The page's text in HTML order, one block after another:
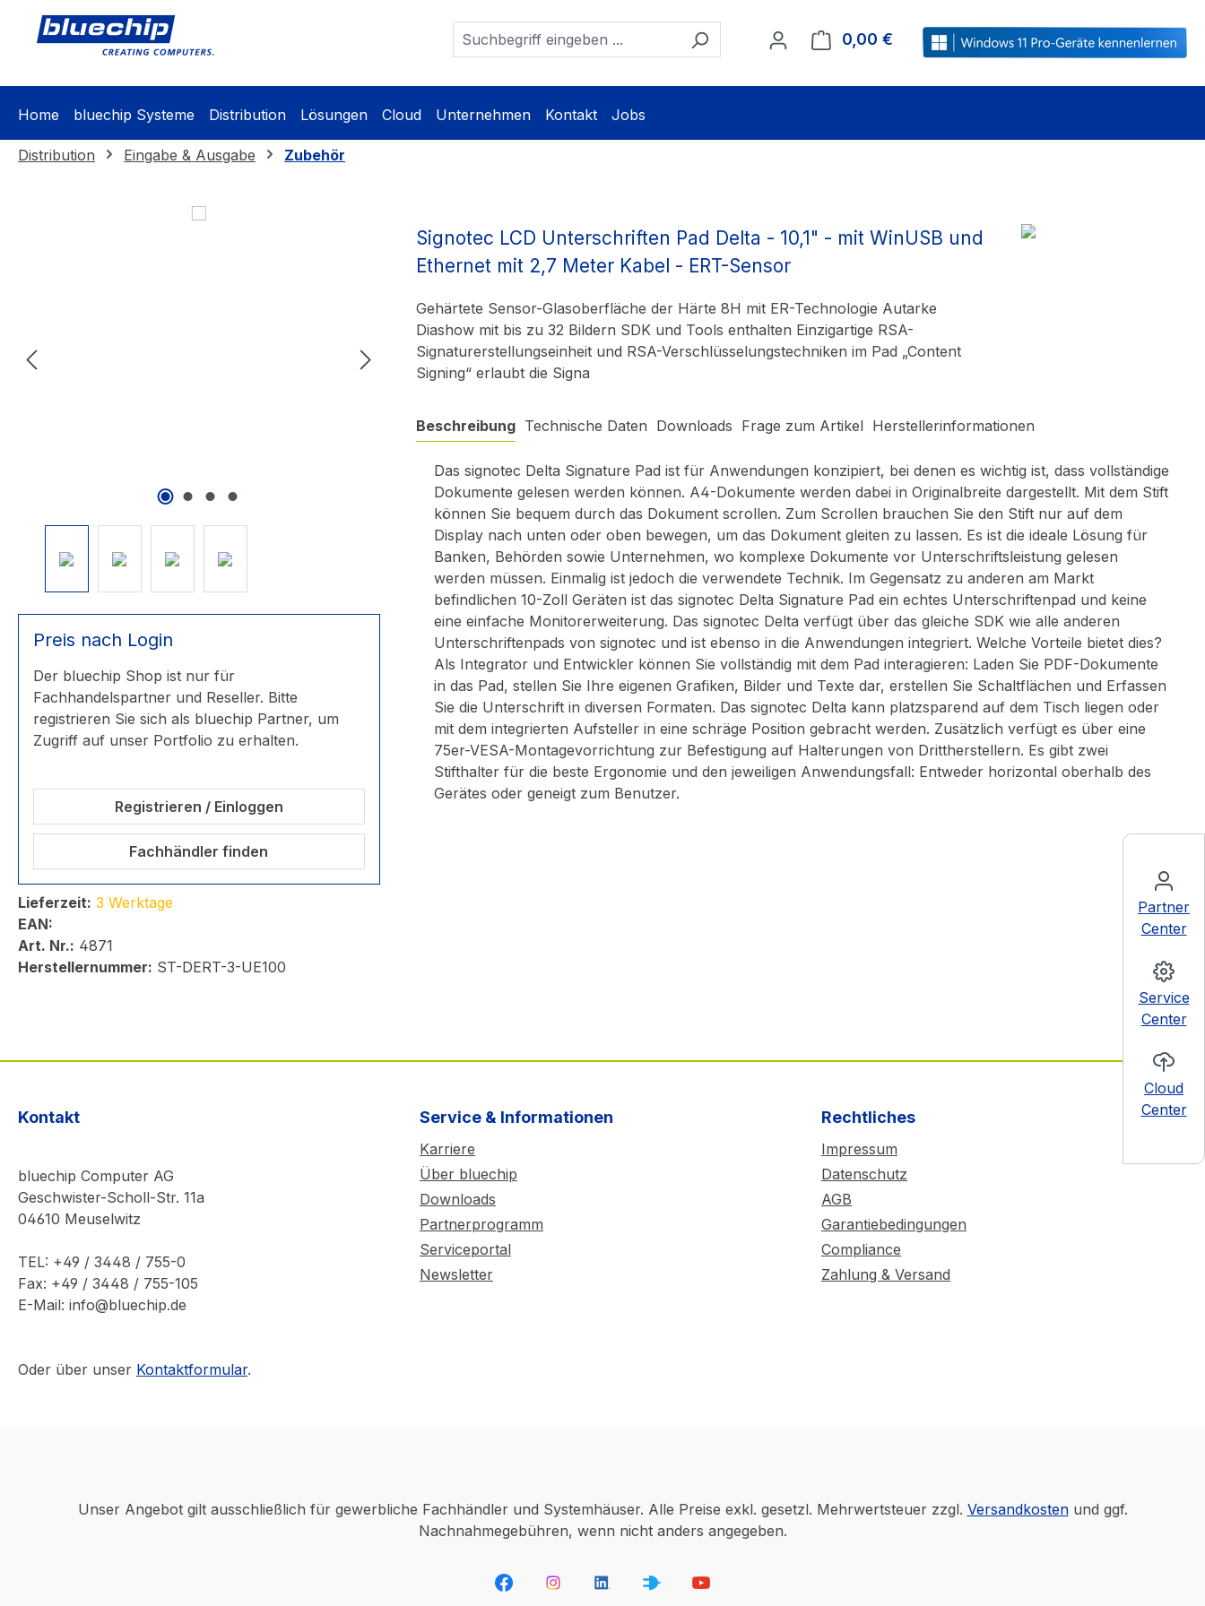
Zur Hauptnavigation springen
Partner
Center
Service
Center
Cloud
Center
0,00 € Warenkorb enthält 0 Positionen. Der
Home bluechip Systeme Distribution Lösungen Cloud Unternehmen Kontakt Jobs
Distribution Eingabe & Ausgabe Zubehör
Bildergalerie überspringen
Preis nach Login
Der bluechip Shop ist nur für
Fachhandelspartner und Reseller. Bitte
registrieren Sie sich als bluechip Partner, um
Zugriff auf unser Portfolio zu erhalten.
Registrieren / Einloggen
Fachhändler finden
Lieferzeit: 3 Werktage
EAN:
Art. Nr.: 4871
Herstellernummer: ST-DERT-3-UE100
Signotec LCD Unterschriften Pad Delta - 10,1" - mit WinUSB und
Ethernet mit 2,7 Meter Kabel - ERT-Sensor
Gehärtete Sensor-Glasoberfläche der Härte 8H mit ER-Technologie Autarke
Diashow mit bis zu 32 Bildern SDK und Tools enthalten Einzigartige RSA-
Signaturerstellungseinheit und RSA-Verschlüsselungstechniken im Pad „Content
Signing“ erlaubt die Signa
Beschreibung Technische Daten Downloads Frage zum Artikel Herstellerinformationen
Das signotec Delta Signature Pad ist für Anwendungen konzipiert, bei denen es wichtig ist, dass vollständige
Dokumente gelesen werden können. A4-Dokumente werden dabei in Originalbreite dargestellt. Mit dem Stift
können Sie bequem durch das Dokument scrollen. Zum Scrollen brauchen Sie den Stift nur auf dem
Display nach unten oder oben bewegen, um das Dokument gleiten zu lassen. Es ist die ideale Lösung für
Banken, Behörden sowie Unternehmen, wo komplexe Dokumente vor Unterschriftsleistung gelesen
werden müssen. Einmalig ist jedoch die verwendete Technik. Im Gegensatz zu anderen am Markt
befindlichen 10-Zoll Geräten ist das signotec Delta Signature Pad ein echtes Unterschriftenpad und keine
eine einfache Monitorerweiterung. Das signotec Delta verfügt über das gleiche SDK wie alle anderen
Unterschriftenpads von signotec und ist ebenso in die Anwendungen integriert. Welche Vorteile bietet dies?
Als Integrator und Entwickler können Sie vollständig mit dem Pad interagieren: Laden Sie PDF-Dokumente
in das Pad, stellen Sie Ihre eigenen Grafiken, Bilder und Texte dar, erstellen Sie Schaltflächen und Erfassen
Sie die Unterschrift in diversen Formaten. Das signotec Delta kann platzsparend auf dem Tisch liegen oder
mit dem integrierten Aufsteller in eine schräge Position gebracht werden. Zusätzlich verfügt es über eine
75er-VESA-Montagevorrichtung zur Befestigung auf Halterungen von Drittherstellern. Es gibt zwei
Stifthalter für die beste Ergonomie und den jeweiligen Anwendungsfall: Entweder horizontal oberhalb des
Gerätes oder geneigt zum Benutzer.
Kontakt
bluechip Computer AG
Geschwister-Scholl-Str. 11a
04610 Meuselwitz
TEL: +49 / 3448 / 755-0
Fax: +49 / 3448 / 755-105
E-Mail: info@bluechip.de
Oder über unser Kontaktformular.
Service & Informationen
Karriere
Über bluechip
Downloads
Partnerprogramm
Serviceportal
Newsletter
Rechtliches
Impressum
Datenschutz
AGB
Garantiebedingungen
Compliance
Zahlung & Versand
Unser Angebot gilt ausschließlich für gewerbliche Fachhändler und Systemhäuser. Alle Preise exkl. gesetzl. Mehrwertsteuer zzgl. Versandkostenund ggf.
Nachnahmegebühren, wenn nicht anders angegeben.